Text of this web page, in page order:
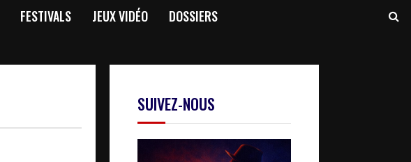
FESTIVALS JEUX VIDÉO DOSSIERS
SUIVEZ-NOUS